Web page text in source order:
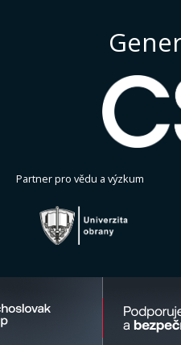
Partner pro vědu a výzkum